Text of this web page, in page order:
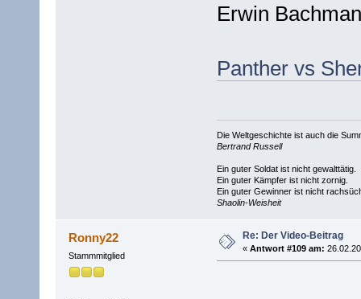
Erwin
Panther vs
Die Weltgeschichte ist auch die
Bertrand Russell
Ein guter Soldat ist nicht gewalttätig.
Ein guter Kämpfer ist nicht zornig.
Ein guter Gewinner ist nicht
Shaolin-Weisheit
Ronny22
Stammmitglied
Re: Der Video-Beitrag
« Antwort #109 am: